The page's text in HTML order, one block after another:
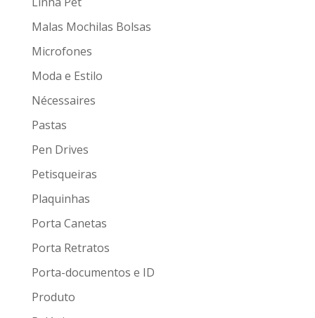
Malas Mochilas Bolsas
Microfones
Moda e Estilo
Nécessaires
Pastas
Pen Drives
Petisqueiras
Plaquinhas
Porta Canetas
Porta Retratos
Porta-documentos e ID
Produto